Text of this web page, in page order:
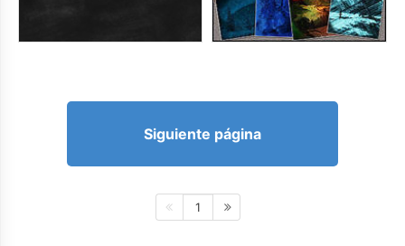
Siguiente página
1